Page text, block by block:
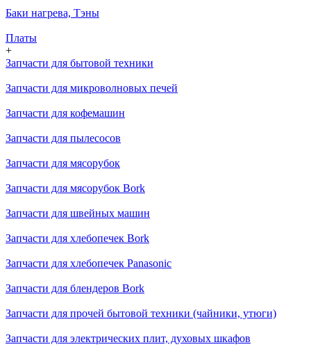
Баки нагрева, Тэны
Платы
+
Запчасти для бытовой техники
Запчасти для микроволновых печей
Запчасти для кофемашин
Запчасти для пылесосов
Запчасти для мясорубок
Запчасти для мясорубок Bork
Запчасти для швейных машин
Запчасти для хлебопечек Bork
Запчасти для хлебопечек Panasonic
Запчасти для блендеров Bork
Запчасти для прочей бытовой техники (чайники, утюги)
Запчасти для электрических плит, духовых шкафов